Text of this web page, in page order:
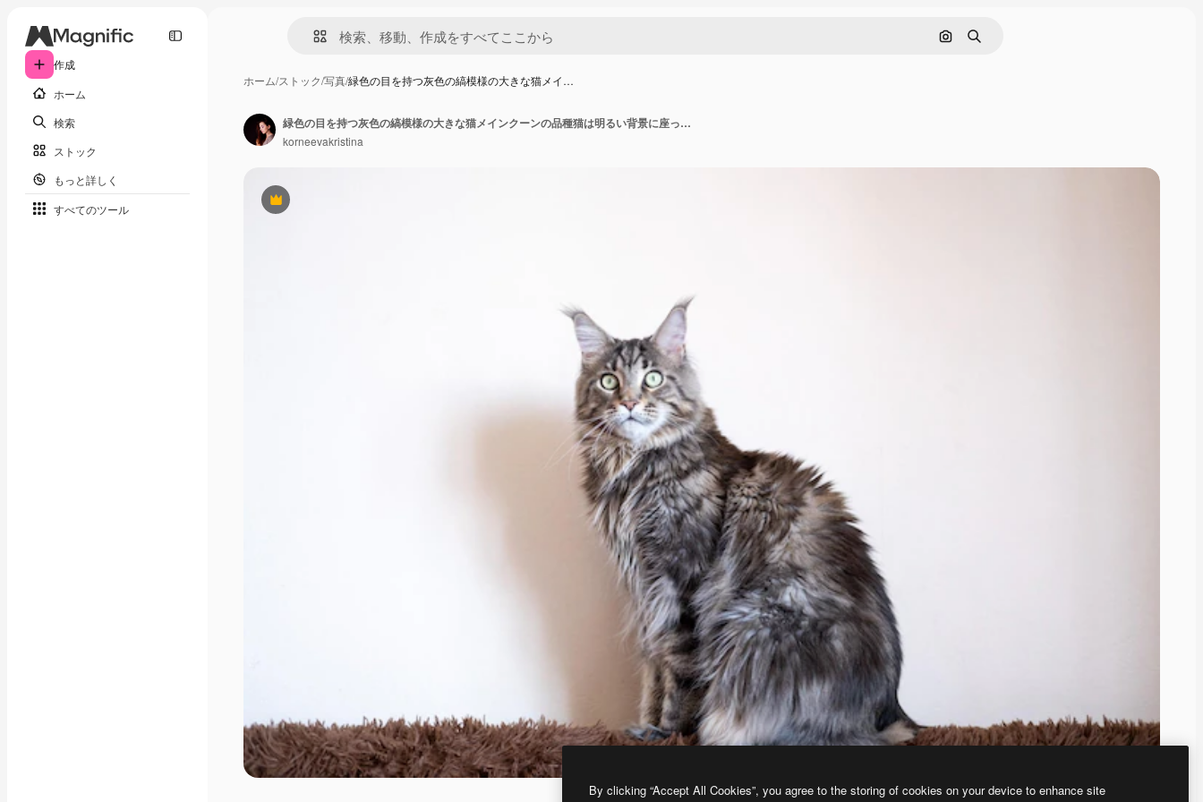
作成
ホーム
検索
ストック
もっと詳しく
すべてのツール
画像で検索
検索
ホーム/ストック/写真/緑色の目を持つ灰色の縞模様の大きな猫メイ…
Premium
緑色の目を持つ灰色の縞模様の大きな猫メインクーンの品種猫は明るい背景に座っています
korneevakristina
By clicking “Accept All Cookies”, you agree to the storing of cookies on your device to enhance site